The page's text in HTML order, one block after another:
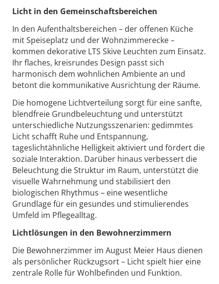
Licht in den Gemeinschaftsbereichen
In den Aufenthaltsbereichen – der offenen Küche
mit Speiseplatz und der Wohnzimmerecke –
kommen dekorative LTS Skive Leuchten zum Einsatz.
Ihr flaches, kreisrundes Design passt sich
harmonisch dem wohnlichen Ambiente an und
betont die kommunikative Ausrichtung der Räume.
Die homogene Lichtverteilung sorgt für eine sanfte,
blendfreie Grundbeleuchtung und unterstützt
unterschiedliche Nutzungsszenarien: gedimmtes
Licht schafft Ruhe und Entspannung,
tageslichtähnliche Helligkeit aktiviert und fördert die
soziale Interaktion. Darüber hinaus verbessert die
Beleuchtung die Struktur im Raum, unterstützt die
visuelle Wahrnehmung und stabilisiert den
biologischen Rhythmus – eine wesentliche
Grundlage für ein gesundes und stimulierendes
Umfeld im Pflegealltag.
Lichtlösungen in den Bewohnerzimmern
Die Bewohnerzimmer im August Meier Haus dienen
als persönlicher Rückzugsort – Licht spielt hier eine
zentrale Rolle für Wohlbefinden und Funktion.